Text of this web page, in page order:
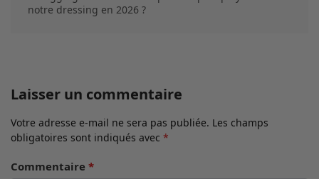
notre dressing en 2026 ?
Laisser un commentaire
Votre adresse e-mail ne sera pas publiée. Les champs
obligatoires sont indiqués avec *
Commentaire *